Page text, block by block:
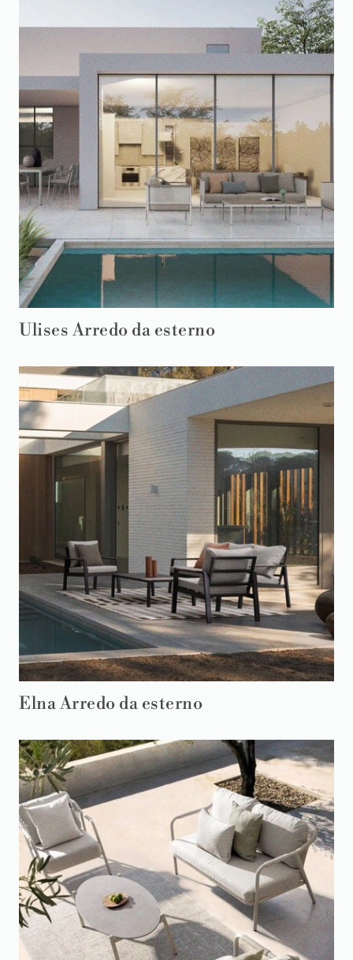
Ulises Arredo da esterno
Elna Arredo da esterno